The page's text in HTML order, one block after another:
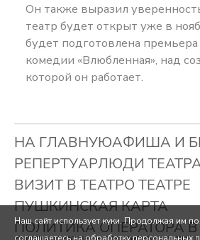
Он также выразил
театр будет открыт уже в
будет подготовлена
комедии «Влюбленная», над
которой он работает.
НА ГЛАВНУЮАФИША И
РЕПЕРТУАРЛЮДИ
ВИЗИТ В ТЕАТРО ТЕАТРЕ
ПУШКИНСКАЯ КАРТА
ПОЛИТИКА ОПЕРАТОРА
Наш сайт использует куки. Продолжая им